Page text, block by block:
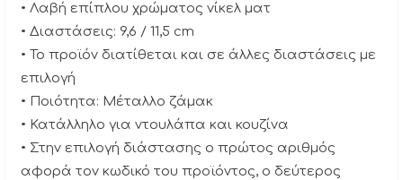
• Λαβή επίπλου χρώματος νίκελ ματ
• Διαστάσεις: 9,6 / 11,5 cm
• Το προϊόν διατίθεται και σε άλλες διαστάσεις με
επιλογή
• Ποιότητα: Μέταλλο ζάμακ
• Κατάλληλο για ντουλάπα και κουζίνα
• Στην επιλογή διάστασης ο πρώτος αριθμός
αφορά τον κωδικό του προϊόντος, ο δεύτερος